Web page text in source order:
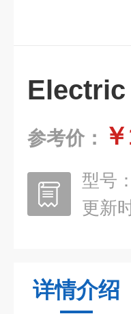
Electric
参考价：
型号：
更新
详情介绍